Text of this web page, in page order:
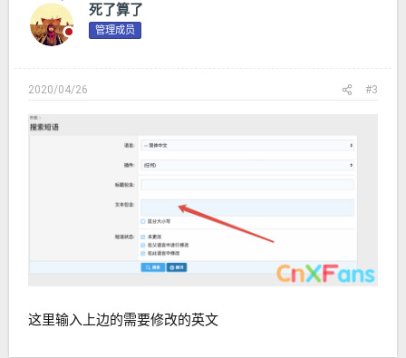
死了算了
管理成员
2020/04/26 #3
这里输入上边的需要修改的英文